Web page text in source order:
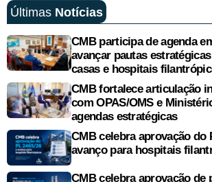
Últimas Notícias
CMB participa de agenda
avançar pautas
casas e hospitais
CMB fortalece articulação
com OPAS/OMS e
agendas estratégicas
CMB celebra aprovação do
avanço para hospitais
CMB celebra aprovação de